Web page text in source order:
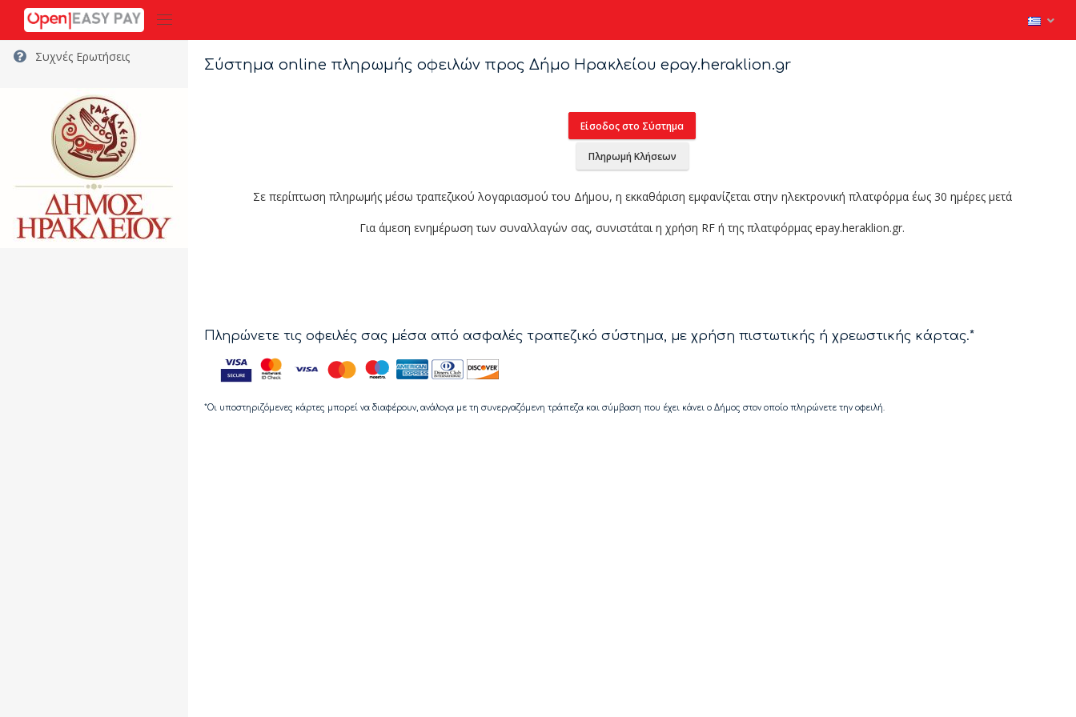
Συχνές Ερωτήσεις
Σύστημα online πληρωμής οφειλών προς Δήμο Ηρακλείου epay.heraklion.gr
Είσοδος στο Σύστημα
Πληρωμή Κλήσεων
Σε περίπτωση πληρωμής μέσω τραπεζικού λογαριασμού του Δήμου, η εκκαθάριση εμφανίζεται στην ηλεκτρονική πλατφόρμα έως 30 ημέρες μετά
Για άμεση ενημέρωση των συναλλαγών σας, συνιστάται η χρήση RF ή της πλατφόρμας epay.heraklion.gr.
Πληρώνετε τις οφειλές σας μέσα από ασφαλές τραπεζικό σύστημα, με χρήση πιστωτικής ή χρεωστικής κάρτας.*
*Οι υποστηριζόμενες κάρτες μπορεί να διαφέρουν, ανάλογα με τη συνεργαζόμενη τράπεζα και σύμβαση που έχει κάνει ο Δήμος στον οποίο πληρώνετε την οφειλή.